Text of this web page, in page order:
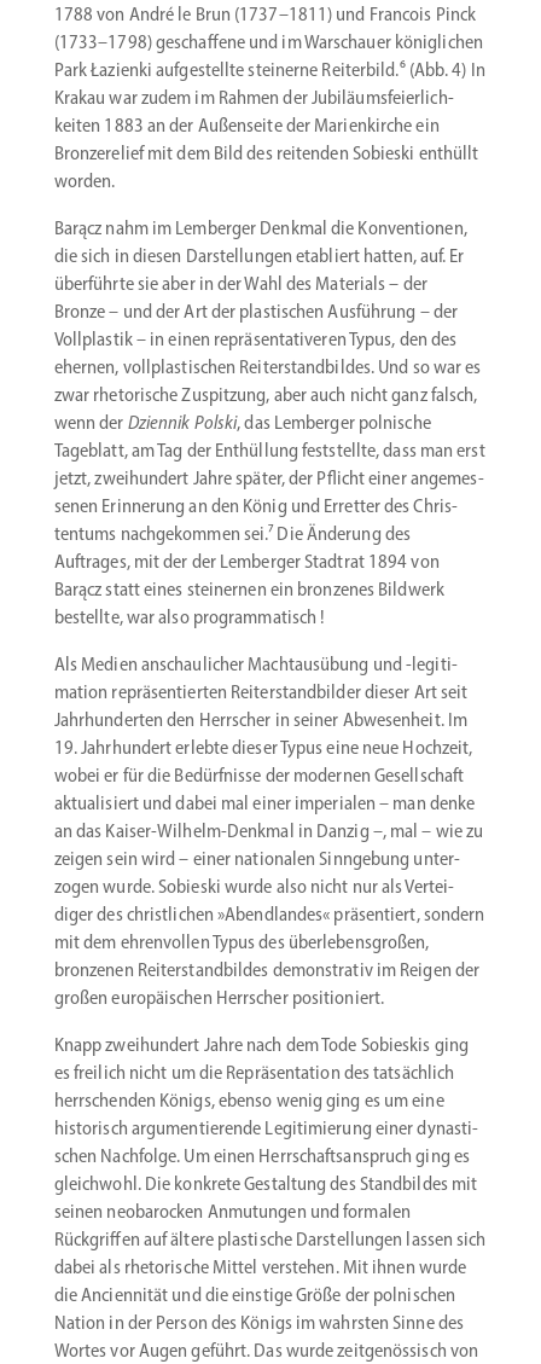
1788 von André le Brun (1737–1811) und Francois Pinck
(1733–1798) geschaffene und im Warschauer könig­lichen
Park Łazienki aufge­stellte steinerne Reiterbild.⁶ (Abb. 4) In
Krakau war zudem im Rahmen der Jubilä­ums­fei­er­lich­
keiten 1883 an der Außen­seite der Marien­kirche ein
Bronze­relief mit dem Bild des reitenden Sobieski enthüllt
worden.
Barącz nahm im Lemberger Denkmal die Konven­tionen,
die sich in diesen Darstel­lungen etabliert hatten, auf. Er
überführte sie aber in der Wahl des Materials – der
Bronze – und der Art der plasti­schen Ausführung – der
Vollplastik – in einen reprä­sen­ta­ti­veren Typus, den des
ehernen, vollplas­ti­schen Reiter­stand­bildes. Und so war es
zwar rheto­rische Zuspitzung, aber auch nicht ganz falsch,
wenn der Dziennik Polski, das Lemberger polnische
Tageblatt, am Tag der Enthüllung feststellte, dass man erst
jetzt, zweihundert Jahre später, der Pflicht einer angemes­
senen Erinnerung an den König und Erretter des Chris­
tentums nachge­kommen sei.⁷ Die Änderung des
Auftrages, mit der der Lemberger Stadtrat 1894 von
Barącz statt eines steinernen ein bronzenes Bildwerk
bestellte, war also programmatisch !
Als Medien anschau­licher Macht­aus­übung und ‑legiti­
mation reprä­sen­tierten Reiter­stand­bilder dieser Art seit
Jahrhun­derten den Herrscher in seiner Abwesenheit. Im
19. Jahrhundert erlebte dieser Typus eine neue Hochzeit,
wobei er für die Bedürf­nisse der modernen Gesell­schaft
aktua­li­siert und dabei mal einer imperialen – man denke
an das Kaiser-Wilhelm-Denkmal in Danzig –, mal – wie zu
zeigen sein wird – einer natio­nalen Sinngebung unter­
zogen wurde. Sobieski wurde also nicht nur als Vertei­
diger des christ­lichen »Abend­landes« präsen­tiert, sondern
mit dem ehren­vollen Typus des überle­bens­großen,
bronzenen Reiter­stand­bildes demons­trativ im Reigen der
großen europäi­schen Herrscher positioniert.
Knapp zweihundert Jahre nach dem Tode Sobieskis ging
es freilich nicht um die Reprä­sen­tation des tatsächlich
herrschenden Königs, ebenso wenig ging es um eine
histo­risch argumen­tie­rende Legiti­mierung einer dynas­ti­
schen Nachfolge. Um einen Herrschafts­an­spruch ging es
gleichwohl. Die konkrete Gestaltung des Stand­bildes mit
seinen neoba­rocken Anmutungen und formalen
Rückgriffen auf ältere plastische Darstel­lungen lassen sich
dabei als rheto­rische Mittel verstehen. Mit ihnen wurde
die Ancien­nität und die einstige Größe der polni­schen
Nation in der Person des Königs im wahrsten Sinne des
Wortes vor Augen geführt. Das wurde zeitge­nös­sisch von